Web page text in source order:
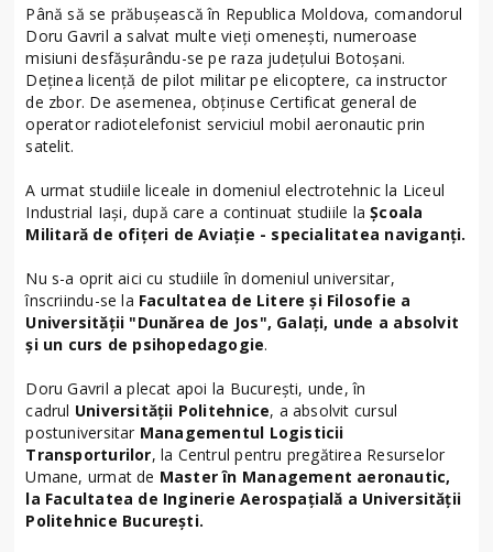
Până să se prăbușească în Republica Moldova, comandorul
Doru Gavril a salvat multe vieți omenești, numeroase
misiuni desfășurându-se pe raza județului Botoșani.
Deținea licență de pilot militar pe elicoptere, ca instructor
de zbor. De asemenea, obținuse Certificat general de
operator radiotelefonist serviciul mobil aeronautic prin
satelit.
A urmat studiile liceale in domeniul electrotehnic la Liceul
Industrial Iași, după care a continuat studiile laȘcoala
Militară de ofițeri de Aviație - specialitatea naviganți.
Nu s-a oprit aici cu studiile în domeniul universitar,
înscriindu-se la Facultatea de Litere și Filosofie a
Universității "Dunărea de Jos", Galați, unde a absolvit
și un curs de psihopedagogie.
Doru Gavril a plecat apoi la București, unde, în
cadrul Universității Politehnice, a absolvit cursul
postuniversitar Managementul Logisticii
Transporturilor, la Centrul pentru pregătirea Resurselor
Umane, urmat de Master în Management aeronautic,
la Facultatea de Inginerie Aerospațială a Universității
Politehnice București.